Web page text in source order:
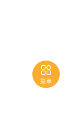

菜单